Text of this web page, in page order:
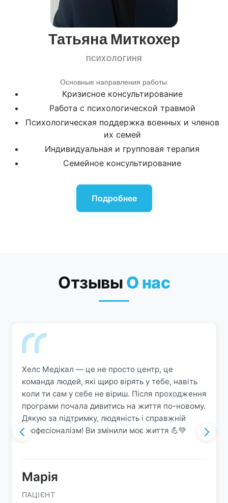
ломки.
Антиоксиданты и витамины (B, C, E,
PP)— укрепляют иммунитет и
способствуют регенерации клеток.
препараты — восстанавливают
работу мозга и обмен веществ.
Психологическая поддержка —
помощь специалиста для
стабилизации эмоционального
состояния и подготовки к
дальнейшему лечению зависимости.
подбираются индивидуально, в
зависимости от типа употребляемых
Татьяна Миткохер
ПСИХОЛОГИНЯ
Основные направления работы:
Кризисное консультирование
Работа с психологической травмой
Психологическая поддержка военных и членов
их семей
Индивидуальная и групповая терапия
Семейное консультирование
Подробнее
Отзывы О нас
Хелс Медікал — це не просто центр, це
команда людей, які щиро вірять у тебе, навіть
коли ти сам у себе не віриш. Після проходження
програми почала дивитись на життя по-новому.
Дякую за підтримку, людяність і справжній
професіоналізм! Ви змінили моє життя 💪💚
Марія
ПАЦІЄНТ